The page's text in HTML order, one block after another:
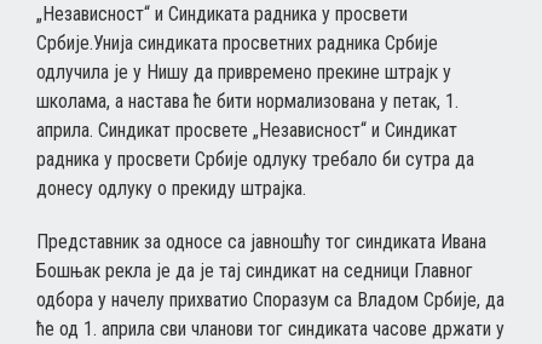
„Независност“ и Синдиката радника у просвети
Србије.Унија синдиката просветних радника Србије
одлучила је у Нишу да привремено прекине штрајк у
школама, а настава ће бити нормализована у петак, 1.
априла. Синдикат просвете „Независност“ и Синдикат
радника у просвети Србије одлуку требало би сутра да
донесу одлуку о прекиду штрајка.
Представник за односе са јавношћу тог синдиката Ивана
Бошњак рекла је да је тај синдикат на седници Главног
одбора у начелу прихватио Споразум са Владом Србије, да
ће од 1. априла сви чланови тог синдиката часове држати у